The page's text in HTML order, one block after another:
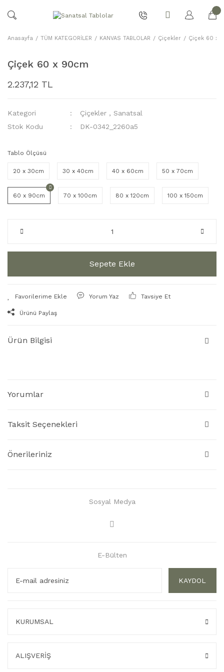
Anasayfa TÜM KATEGORİLER KANVAS TABLOLAR Çiçekler Çiçek 60 x
Çiçek 60 x 90cm
2.237,12 TL
Kategori Çiçekler ,Sanatsal
Stok Kodu
DK-0342_2260a5
Tablo Ölçüsü
20 x 30cm 30 x 40cm 40 x 60cm 50 x 70cm
60 x 90cm 70 x 100cm 80 x 120cm 100 x 150cm
Sepete Ekle
Yorum Yaz Tavsiye Et
Ürünü Paylaş
Ürün Bilgisi
Yorumlar
Taksit Seçenekleri
Önerileriniz
Sosyal Medya
E-Bülten
KAYDOL
KURUMSAL
ALIŞVERİŞ